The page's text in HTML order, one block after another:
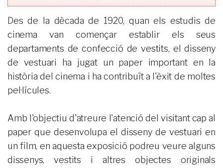
Des de la dècada de 1920, quan els estudis de
cinema van començar establir els seus
departaments de confecció de vestits, el disseny
de vestuari ha jugat un paper important en la
història del cinema i ha contribuït a l'èxit de moltes
pel·lícules.
Amb l'objectiu d'atreure l'atenció del visitant cap al
paper que desenvolupa el disseny de vestuari en
un film, en aquesta exposició podreu veure alguns
dissenys, vestits i altres objectes originals